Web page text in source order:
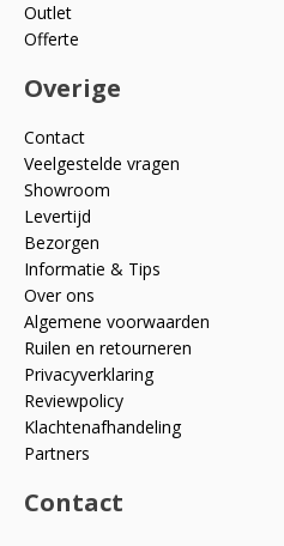
Outlet
Offerte
Overige
Contact
Veelgestelde vragen
Showroom
Levertijd
Bezorgen
Informatie & Tips
Over ons
Algemene voorwaarden
Ruilen en retourneren
Privacyverklaring
Reviewpolicy
Klachtenafhandeling
Partners
Contact